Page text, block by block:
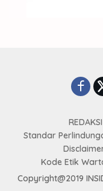
Standar
Kode Etik
Copyright@2019